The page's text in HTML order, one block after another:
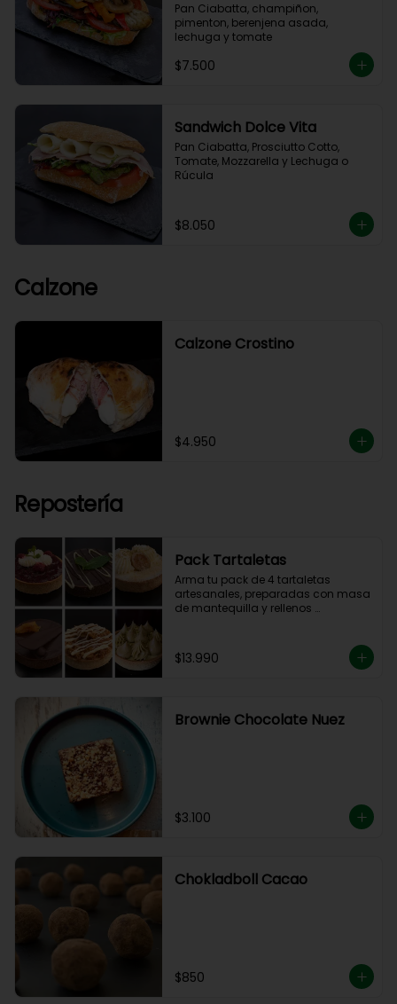
Pan Ciabatta, champiñon,
pimenton, berenjena asada,
lechuga y tomate
$7.500
Sandwich Dolce Vita
Pan Ciabatta, Prosciutto Cotto,
Tomate, Mozzarella y Lechuga o
Rúcula
$8.050
Calzone
Calzone Crostino
$4.950
Repostería
Pack Tartaletas
Arma tu pack de 4 tartaletas
artesanales, preparadas con masa
de mantequilla y rellenos
opciones disponibles para
completar tu pack.
$13.990
Brownie Chocolate Nuez
$3.100
Chokladboll Cacao
$850